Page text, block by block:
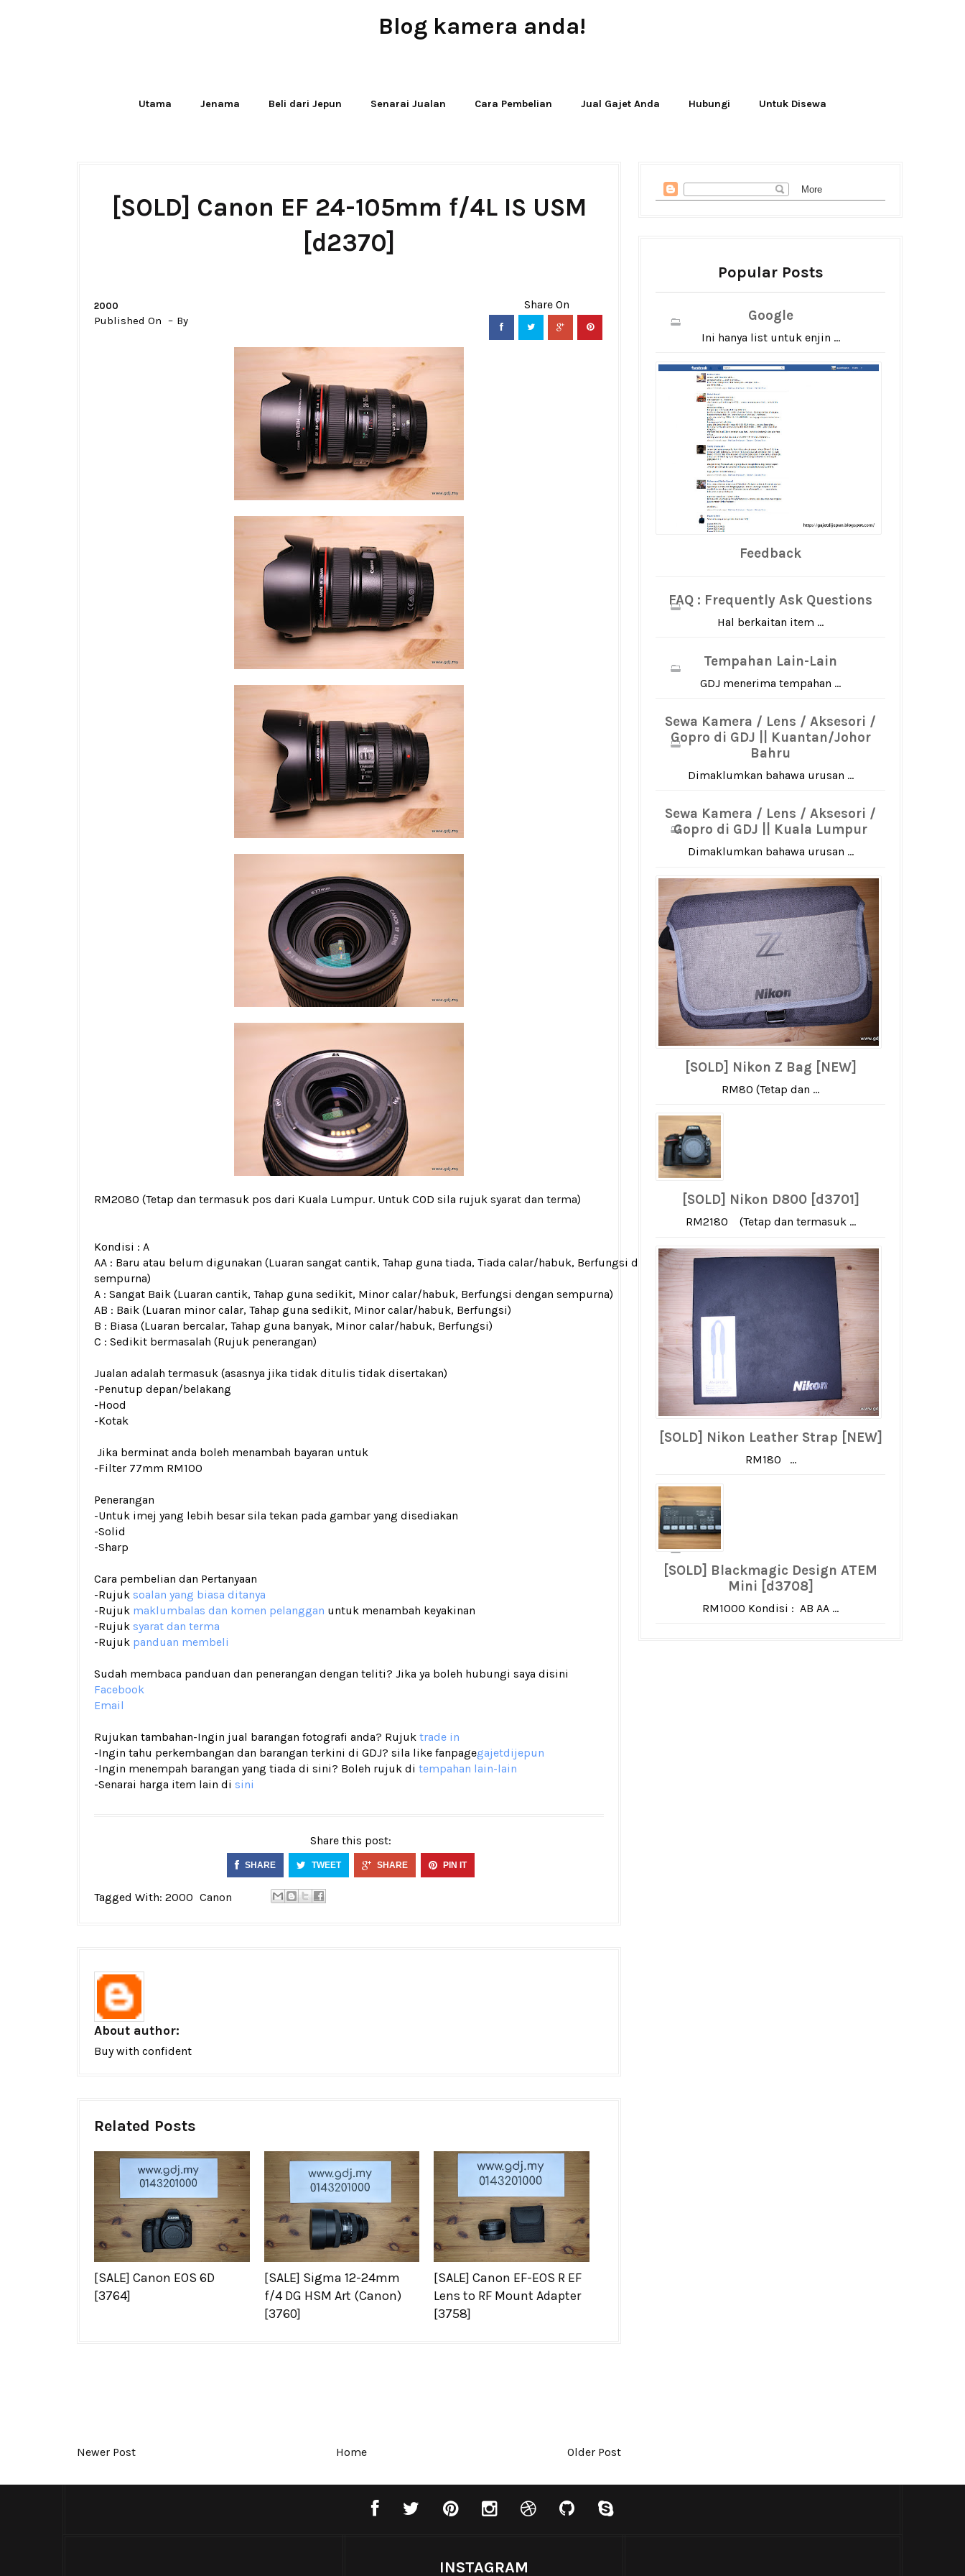
Blog kamera anda!
Utama Jenama Beli dari Jepun Senarai Jualan Cara Pembelian Jual Gajet Anda Hubungi Untuk Disewa
[SOLD] Canon EF 24-105mm f/4L IS USM
[d2370]
2000
Published On By
RM2080 (Tetap dan termasuk pos dari Kuala Lumpur. Untuk COD sila rujuk syarat dan terma)
Kondisi : A
AA : Baru atau belum digunakan (Luaran sangat cantik, Tahap guna tiada, Tiada calar/habuk, Berfungsi dengan
sempurna)
A : Sangat Baik (Luaran cantik, Tahap guna sedikit, Minor calar/habuk, Berfungsi dengan sempurna)
AB : Baik (Luaran minor calar, Tahap guna sedikit, Minor calar/habuk, Berfungsi)
B : Biasa (Luaran bercalar, Tahap guna banyak, Minor calar/habuk, Berfungsi)
C : Sedikit bermasalah (Rujuk penerangan)
Jualan adalah termasuk (asasnya jika tidak ditulis tidak disertakan)
-Penutup depan/belakang
-Hood
-Kotak
Jika berminat anda boleh menambah bayaran untuk
-Filter 77mm RM100
Penerangan
-Untuk imej yang lebih besar sila tekan pada gambar yang disediakan
-Solid
-Sharp
Cara pembelian dan Pertanyaan
-Rujuk soalan yang biasa ditanya
-Rujuk maklumbalas dan komen pelanggan untuk menambah keyakinan
-Rujuk syarat dan terma
-Rujuk panduan membeli
Sudah membaca panduan dan penerangan dengan teliti? Jika ya boleh hubungi saya disini
Facebook
Email
Rujukan tambahan-Ingin jual barangan fotografi anda? Rujuk trade in
-Ingin tahu perkembangan dan barangan terkini di GDJ? sila like fanpagegajetdijepun
-Ingin menempah barangan yang tiada di sini? Boleh rujuk di tempahan lain-lain
-Senarai harga item lain di sini
Share this post:
SHARE TWEET SHARE PIN IT
Tagged With: 2000 Canon
About author:
Buy with confident
Related Posts
[SALE] Canon EOS 6D
[3764]
[SALE] Sigma 12-24mm
f/4 DG HSM Art (Canon)
[3760]
[SALE] Canon EF-EOS R EF
Lens to RF Mount Adapter
[3758]
Newer Post Home Older Post
Popular Posts
Google
Ini hanya list untuk enjin ...
Feedback
FAQ : Frequently Ask Questions
Hal berkaitan item ...
Tempahan Lain-Lain
GDJ menerima tempahan ...
Sewa Kamera / Lens / Aksesori /
Gopro di GDJ || Kuantan/Johor
Bahru
Dimaklumkan bahawa urusan ...
Sewa Kamera / Lens / Aksesori /
Gopro di GDJ || Kuala Lumpur
Dimaklumkan bahawa urusan ...
[SOLD] Nikon Z Bag [NEW]
RM80 (Tetap dan ...
[SOLD] Nikon D800 [d3701]
RM2180 (Tetap dan termasuk ...
[SOLD] Nikon Leather Strap [NEW]
RM180 ...
[SOLD] Blackmagic Design ATEM
Mini [d3708]
RM1000 Kondisi : AB AA ...
INSTAGRAM